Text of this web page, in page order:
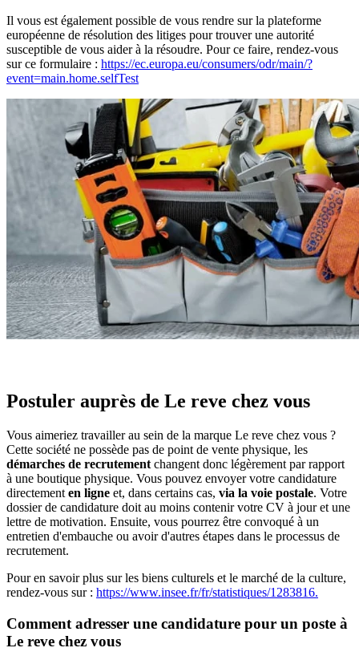
Il vous est également possible de vous rendre sur la plateforme
européenne de résolution des litiges pour trouver une autorité
susceptible de vous aider à la résoudre. Pour ce faire, rendez-vous
sur ce formulaire : https://ec.europa.eu/consumers/odr/main/?
event=main.home.selfTest
Postuler auprès de Le reve chez vous
Vous aimeriez travailler au sein de la marque Le reve chez vous ?
Cette société ne possède pas de point de vente physique, les
démarches de recrutement changent donc légèrement par rapport
à une boutique physique. Vous pouvez envoyer votre candidature
directement en ligne et, dans certains cas, via la voie postale. Votre
dossier de candidature doit au moins contenir votre CV à jour et une
lettre de motivation. Ensuite, vous pourrez être convoqué à un
entretien d'embauche ou avoir d'autres étapes dans le processus de
recrutement.
Pour en savoir plus sur les biens culturels et le marché de la culture,
rendez-vous sur : https://www.insee.fr/fr/statistiques/1283816.
Comment adresser une candidature pour un poste à
Le reve chez vous